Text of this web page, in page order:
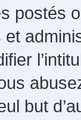
postés
but